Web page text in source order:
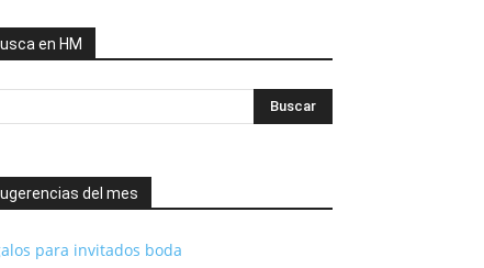
en HM
del mes
para invitados boda